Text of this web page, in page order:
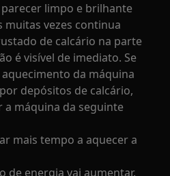
limpo e brilhante
muitas vezes continua
de calcário na parte
é visível de imediato. Se
da máquina
depósitos de calcário,
a máquina da seguinte
mais tempo a aquecer a
de energia vai aumentar.